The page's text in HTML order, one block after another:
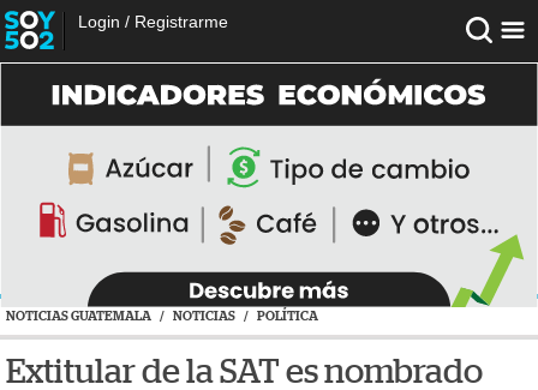
Login / Registrarme
NOTICIAS GUATEMALA / NOTICIAS / POLÍTICA
Extitular de la SAT es nombrado